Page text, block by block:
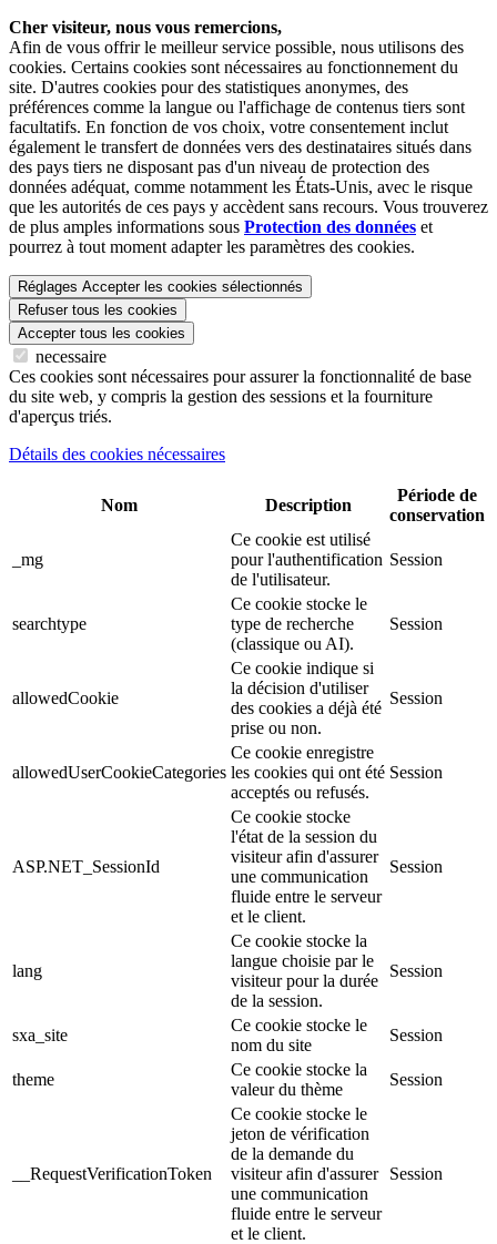
Cher visiteur, nous vous remercions,
Afin de vous offrir le meilleur service possible, nous utilisons des
cookies. Certains cookies sont nécessaires au fonctionnement du
site. D'autres cookies pour des statistiques anonymes, des
préférences comme la langue ou l'affichage de contenus tiers sont
facultatifs. En fonction de vos choix, votre consentement inclut
également le transfert de données vers des destinataires situés dans
des pays tiers ne disposant pas d'un niveau de protection des
données adéquat, comme notamment les États-Unis, avec le risque
que les autorités de ces pays y accèdent sans recours. Vous trouverez
de plus amples informations sous Protection des données et
pourrez à tout moment adapter les paramètres des cookies.
Réglages Accepter les cookies sélectionnés
Refuser tous les cookies
Accepter tous les cookies
necessaire
Ces cookies sont nécessaires pour assurer la fonctionnalité de base
du site web, y compris la gestion des sessions et la fourniture
d'aperçus triés.
Détails des cookies nécessaires
Nom Description
Période de
conservation
_mg
Ce cookie est utilisé
pour l'authentification
de l'utilisateur.
Session
searchtype
Ce cookie stocke le
type de recherche
(classique ou AI).
Session
allowedCookie
Ce cookie indique si
la décision d'utiliser
des cookies a déjà été
prise ou non.
Session
allowedUserCookieCategories
Ce cookie enregistre
les cookies qui ont été
acceptés ou refusés.
Session
ASP.NET_SessionId
Ce cookie stocke
l'état de la session du
visiteur afin d'assurer
une communication
fluide entre le serveur
et le client.
Session
lang
Ce cookie stocke la
langue choisie par le
visiteur pour la durée
de la session.
Session
sxa_site
Ce cookie stocke le
nom du site
Session
theme
Ce cookie stocke la
valeur du thème
Session
__RequestVerificationToken
Ce cookie stocke le
jeton de vérification
de la demande du
visiteur afin d'assurer
une communication
fluide entre le serveur
et le client.
Session